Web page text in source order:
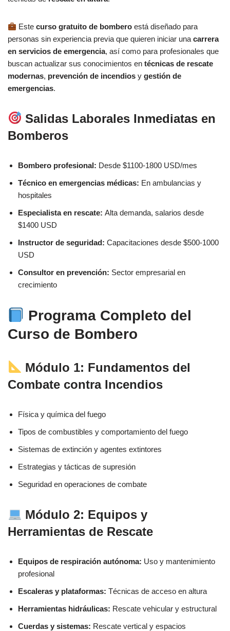
Estecurso gratuito de bombero está diseñado para
personas sin experiencia previa que quieren iniciar una carrera
en servicios de emergencia, así como para profesionales que
buscan actualizar sus conocimientos en técnicas de rescate
modernas, prevención de incendios y gestión de
emergencias.
Salidas Laborales Inmediatas en
Bomberos
Bombero profesional: Desde $1100-1800 USD/mes
Técnico en emergencias médicas: En ambulancias y
hospitales
Especialista en rescate: Alta demanda, salarios desde
$1400 USD
Instructor de seguridad: Capacitaciones desde $500-1000
USD
Consultor en prevención: Sector empresarial en
crecimiento
Programa Completo del
Curso de Bombero
Módulo 1: Fundamentos del
Combate contra Incendios
Física y química del fuego
Tipos de combustibles y comportamiento del fuego
Sistemas de extinción y agentes extintores
Estrategias y tácticas de supresión
Seguridad en operaciones de combate
Módulo 2: Equipos y
Herramientas de Rescate
Equipos de respiración autónoma: Uso y mantenimiento
profesional
Escaleras y plataformas: Técnicas de acceso en altura
Herramientas hidráulicas: Rescate vehicular y estructural
Cuerdas y sistemas: Rescate vertical y espacios